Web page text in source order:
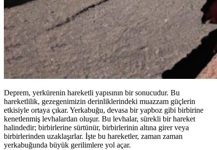
Deprem, yerkürenin hareketli yapısının bir sonucudur. Bu
hareketlilik, gezegenimizin derinliklerindeki muazzam güçlerin
etkisiyle ortaya çıkar. Yerkabuğu, devasa bir yapboz gibi birbirine
kenetlenmiş levhalardan oluşur. Bu levhalar, sürekli bir hareket
halindedir; birbirlerine sürtünür, birbirlerinin altına girer veya
birbirlerinden uzaklaşırlar. İşte bu hareketler, zaman zaman
yerkabuğunda büyük gerilimlere yol açar.